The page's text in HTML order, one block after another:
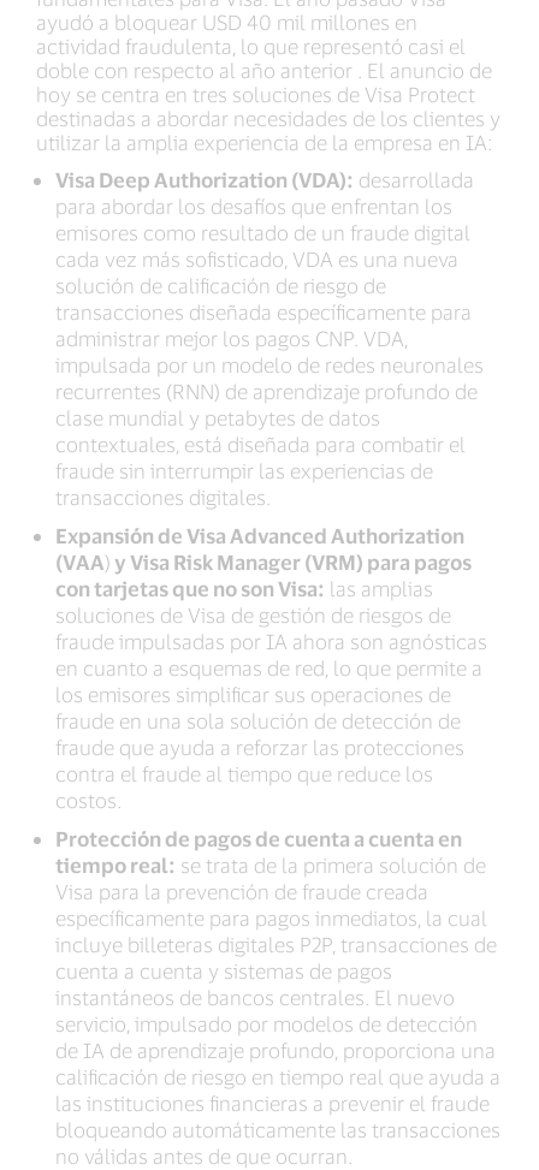
ayudó a bloquear USD 40 mil millones en
actividad fraudulenta, lo que representó casi el
doble con respecto al año anterior . El anuncio de
hoy se centra en tres soluciones de Visa Protect
destinadas a abordar necesidades de los clientes y
utilizar la amplia experiencia de la empresa en IA:
Visa Deep Authorization (VDA): desarrollada
para abordar los desafíos que enfrentan los
emisores como resultado de un fraude digital
cada vez más sofisticado, VDA es una nueva
solución de calificación de riesgo de
transacciones diseñada específicamente para
administrar mejor los pagos CNP. VDA,
impulsada por un modelo de redes neuronales
recurrentes (RNN) de aprendizaje profundo de
clase mundial y petabytes de datos
contextuales, está diseñada para combatir el
fraude sin interrumpir las experiencias de
transacciones digitales.
Expansión de Visa Advanced Authorization
(VAA) y Visa Risk Manager (VRM) para pagos
con tarjetas que no son Visa: las amplias
soluciones de Visa de gestión de riesgos de
fraude impulsadas por IA ahora son agnósticas
en cuanto a esquemas de red, lo que permite a
los emisores simplificar sus operaciones de
fraude en una sola solución de detección de
fraude que ayuda a reforzar las protecciones
contra el fraude al tiempo que reduce los
costos.
Protección de pagos de cuenta a cuenta en
tiempo real: se trata de la primera solución de
Visa para la prevención de fraude creada
específicamente para pagos inmediatos, la cual
incluye billeteras digitales P2P, transacciones de
cuenta a cuenta y sistemas de pagos
instantáneos de bancos centrales. El nuevo
servicio, impulsado por modelos de detección
de IA de aprendizaje profundo, proporciona una
calificación de riesgo en tiempo real que ayuda a
las instituciones financieras a prevenir el fraude
bloqueando automáticamente las transacciones
no válidas antes de que ocurran.